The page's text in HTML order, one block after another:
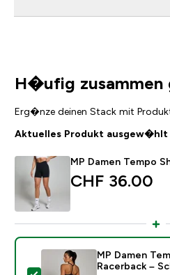
H�ufig zusammen
Erg�nze deinen Stack mit
Aktuelles Produkt ausgew�hlt
MP Damen Tempo
CHF 36.00‎
MP Damen
Racerback –